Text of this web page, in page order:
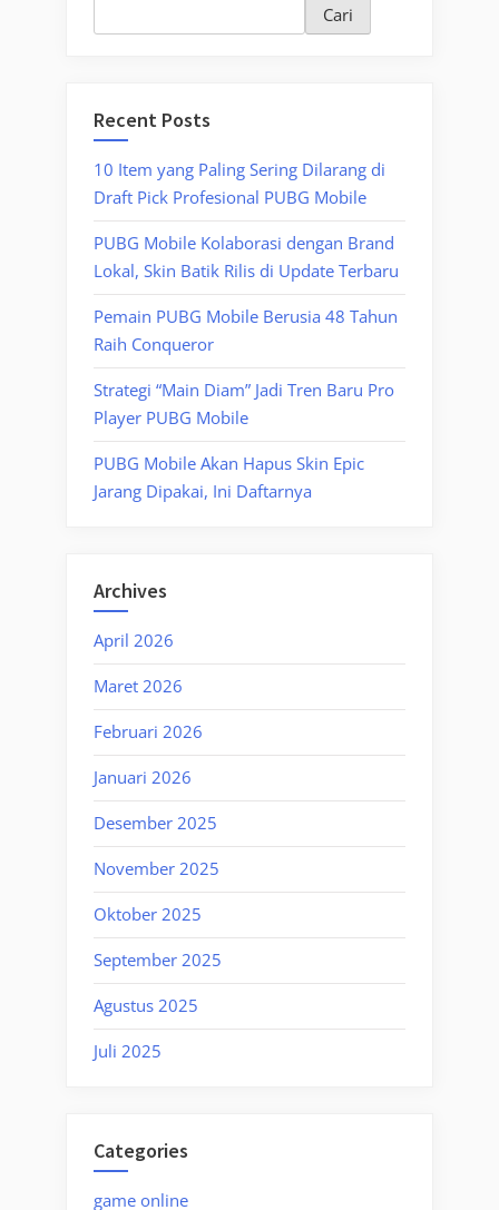
Cari
Recent Posts
10 Item yang Paling Sering Dilarang di
Draft Pick Profesional PUBG Mobile
PUBG Mobile Kolaborasi dengan Brand
Lokal, Skin Batik Rilis di Update Terbaru
Pemain PUBG Mobile Berusia 48 Tahun
Raih Conqueror
Strategi “Main Diam” Jadi Tren Baru Pro
Player PUBG Mobile
PUBG Mobile Akan Hapus Skin Epic
Jarang Dipakai, Ini Daftarnya
Archives
April 2026
Maret 2026
Februari 2026
Januari 2026
Desember 2025
November 2025
Oktober 2025
September 2025
Agustus 2025
Juli 2025
Categories
game online